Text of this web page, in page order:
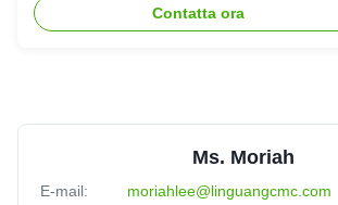
Contatta ora
Ms. Moriah
E-mail: moriahlee@linguangcmc.com